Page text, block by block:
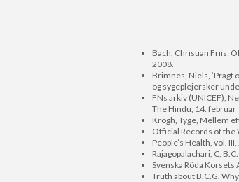
Bach, Christian Friis;
2008.
Brimnes, Niels,
og sygeplejersker
FNs arkiv (UNICEF),
The Hindu, 14. februar
Krogh, Tyge, Mellem
Official Records of the
People’s Health, vol.
Rajagopalachari, C,
Svenska Röda
Truth about B.C.G.